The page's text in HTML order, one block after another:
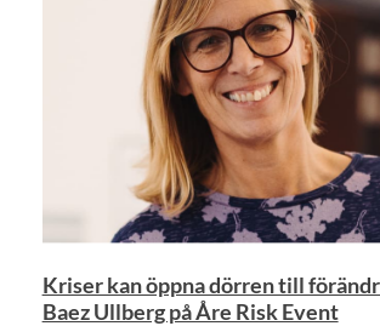
Kriser kan öppna dörren till
Baez Ullberg på Åre Risk Event